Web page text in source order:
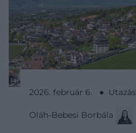
2026. február 6. ● Utazás
Oláh-Bebesi Borbála